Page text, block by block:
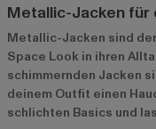
Metallic-Jacken für
Metallic-Jacken sind
Space Look in ihren
schimmernden Jacken
deinem Outfit einen
schlichten Basics und